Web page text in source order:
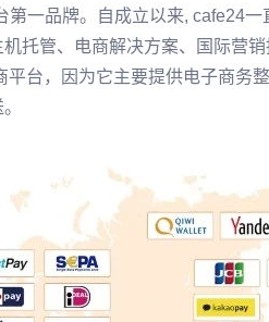
一品牌。自成立以来, cafe24
托管、电商解决方案、国际营
台，因为它主要提供电子商务